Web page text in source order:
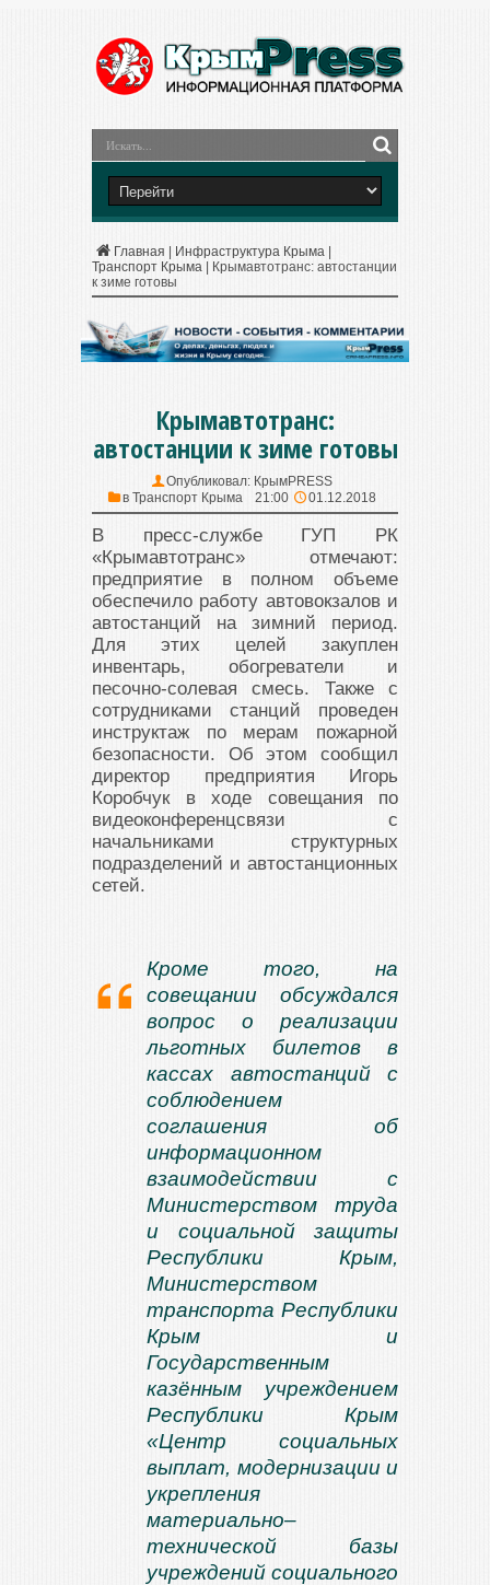
Главная Инфраструктура Крыма
Транспорт Крыма
Крымавтотранс: автостанции
к зиме готовы
Крымавтотранс:
автостанции к зиме готовы
Опубликовал: КрымPRESS
в Транспорт Крыма 21:00 01.12.2018
В пресс-службе ГУП РК
«Крымавтотранс» отмечают:
предприятие в полном объеме
обеспечило работу автовокзалов и
автостанций на зимний период.
Для этих целей закуплен
инвентарь, обогреватели и
песочно-солевая смесь. Также с
сотрудниками станций проведен
инструктаж по мерам пожарной
безопасности. Об этом сообщил
директор предприятия Игорь
Коробчук в ходе совещания по
видеоконференцсвязи с
начальниками структурных
подразделений и автостанционных
сетей.
Кроме того, на
совещании обсуждался
вопрос о реализации
льготных билетов в
кассах автостанций с
соблюдением
соглашения об
информационном
взаимодействии с
Министерством труда
и социальной защиты
Республики Крым,
Министерством
транспорта Республики
Крым и
Государственным
казённым учреждением
Республики Крым
«Центр социальных
выплат, модернизации и
укрепления
материально–
технической базы
учреждений социального